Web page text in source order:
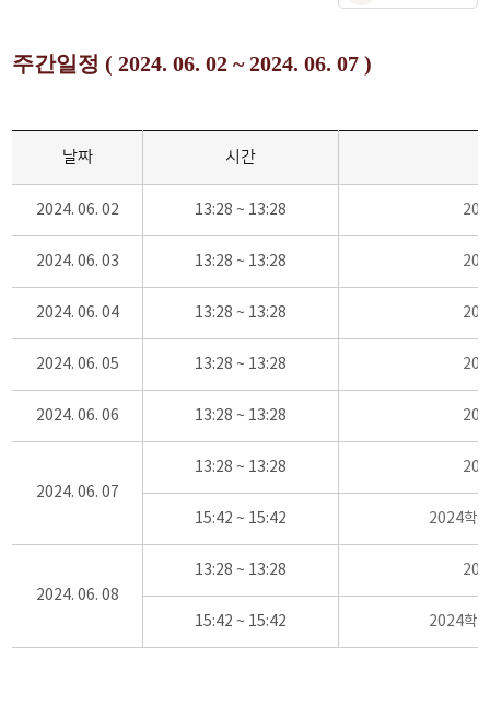
주간일정 ( 2024. 06. 02 ~ 2024. 06. 07 )
날짜 시간
2024. 06. 02 13:28 ~ 13:28
2024. 06. 03 13:28 ~ 13:28
2024. 06. 04 13:28 ~ 13:28
2024. 06. 05 13:28 ~ 13:28
2024. 06. 06 13:28 ~ 13:28
2024. 06. 07
13:28 ~ 13:28
15:42 ~ 15:42 2024학
2024. 06. 08
13:28 ~ 13:28
15:42 ~ 15:42 2024학